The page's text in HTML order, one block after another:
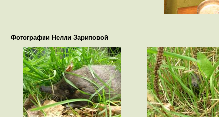
Фотографии Нелли Зариповой